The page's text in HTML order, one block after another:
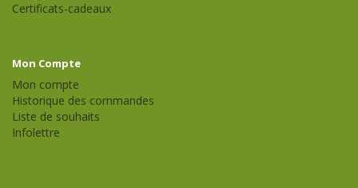
Certificats-cadeaux
Mon Compte
Mon compte
Historique des commandes
Liste de souhaits
Infolettre